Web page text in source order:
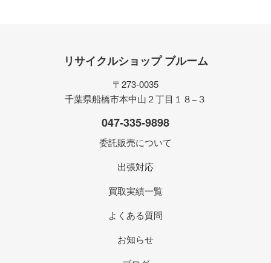
リサイクルショップ ブルーム
〒273-0035
千葉県船橋市本中山２丁目１８−３
047-335-9898
委託販売について
出張対応
買取実績一覧
よくある質問
お知らせ